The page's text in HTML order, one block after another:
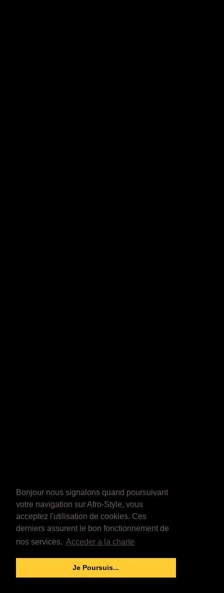
Bonjour nous signalons quand poursuivant
votre navigation sur Afro-Style, vous
acceptez l'utilisation de cookies. Ces
derniers assurent le bon fonctionnement de
nos services. Acceder a la charte
Je Poursuis...